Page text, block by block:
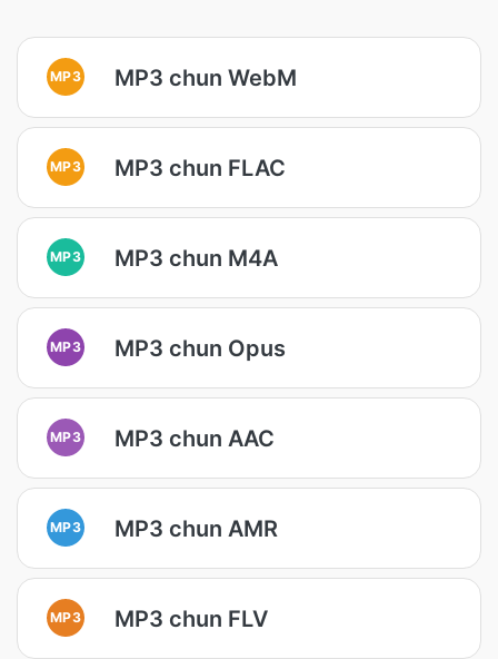
MP3 MP3 chun WebM
MP3 MP3 chun FLAC
MP3 MP3 chun M4A
MP3 MP3 chun Opus
MP3 MP3 chun AAC
MP3 MP3 chun AMR
MP3 MP3 chun FLV